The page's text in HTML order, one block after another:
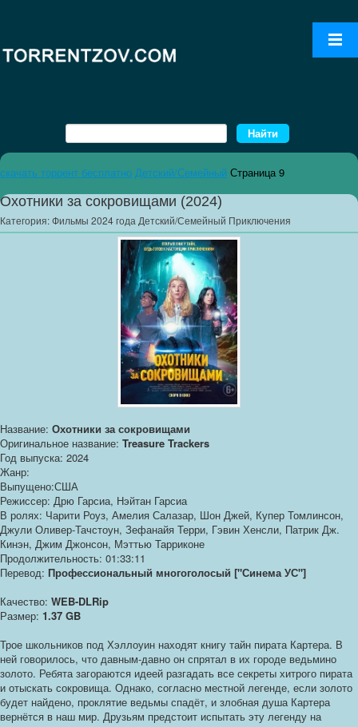
скачать торрент бесплатно Детский/Семейный Страница 9
Охотники за сокровищами (2024)
Категория:Фильмы 2024 года Детский/Семейный Приключения
Название: Охотники за сокровищами
Оригинальное название: Treasure Trackers
Год выпуска: 2024
Жанр:
Выпущено:США
Режиссер: Дрю Гарсиа, Нэйтан Гарсиа
В ролях: Чарити Роуз, Амелия Салазар, Шон Джей, Купер Томлинсон,
Джули Оливер-Тачстоун, Зефанайя Терри, Гэвин Хенсли, Патрик Дж.
Кинэн, Джим Джонсон, Мэттью Тарриконе
Продолжительность: 01:33:11
Перевод: Профессиональный многоголосый ["Синема УС"]
Качество: WEB-DLRip
Размер: 1.37 GB
Трое школьников под Хэллоуин находят книгу тайн пирата Картера. В
ней говорилось, что давным-давно он спрятал в их городе ведьмино
золото. Ребята загораются идеей разгадать все секреты хитрого пирата
и отыскать сокровища. Однако, согласно местной легенде, если золото
будет найдено, проклятие ведьмы спадёт, и злобная душа Картера
вернётся в наш мир. Друзьям предстоит испытать эту легенду на